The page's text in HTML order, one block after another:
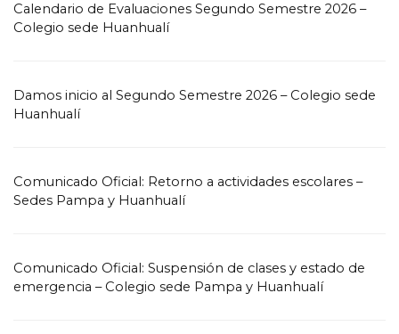
Calendario de Evaluaciones Segundo Semestre 2026 –
Colegio sede Huanhualí
Damos inicio al Segundo Semestre 2026 – Colegio sede
Huanhualí
Comunicado Oficial: Retorno a actividades escolares –
Sedes Pampa y Huanhualí
Comunicado Oficial: Suspensión de clases y estado de
emergencia – Colegio sede Pampa y Huanhualí